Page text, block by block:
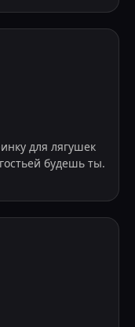
для лягушек
будешь ты.